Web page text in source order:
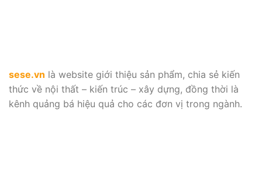
sese.vn là website giới thiệu sản phẩm, chia sẻ kiến
thức về nội thất – kiến trúc – xây dựng, đồng thời là
kênh quảng bá hiệu quả cho các đơn vị trong ngành.